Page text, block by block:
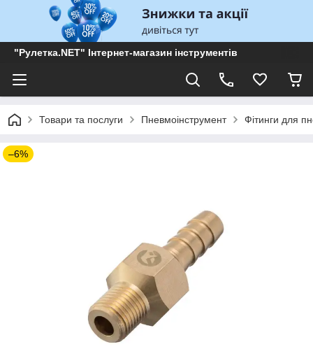
"Рулетка.NET" Інтернет-магазин інструментів
Товари та послуги Пневмоінструмент Фітинги для
–6%